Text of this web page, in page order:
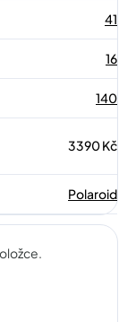
41
16
140
3390 Kč
Polaroid